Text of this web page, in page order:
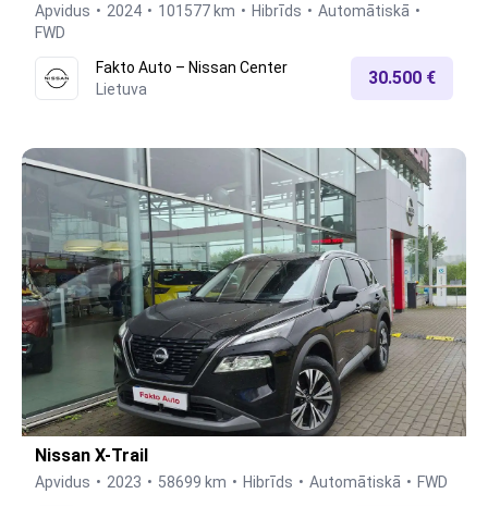
Apvidus 2024 101577 km Hibrīds
Automātiskā
FWD
Fakto Auto – Nissan Center
Lietuva
30.500 €
Nissan X-Trail
Apvidus 2023 58699 km Hibrīds Automātiskā
FWD